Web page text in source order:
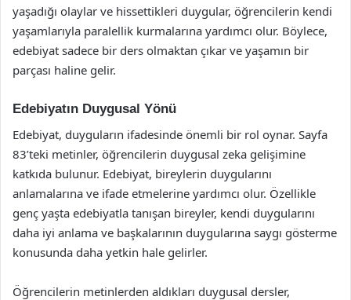
yaşadığı olaylar ve hissettikleri duygular, öğrencilerin kendi
yaşamlarıyla paralellik kurmalarına yardımcı olur. Böylece,
edebiyat sadece bir ders olmaktan çıkar ve yaşamın bir
parçası haline gelir.
Edebiyatın Duygusal Yönü
Edebiyat, duyguların ifadesinde önemli bir rol oynar. Sayfa
83’teki metinler, öğrencilerin duygusal zeka gelişimine
katkıda bulunur. Edebiyat, bireylerin duygularını
anlamalarına ve ifade etmelerine yardımcı olur. Özellikle
genç yaşta edebiyatla tanışan bireyler, kendi duygularını
daha iyi anlama ve başkalarının duygularına saygı gösterme
konusunda daha yetkin hale gelirler.
Öğrencilerin metinlerden aldıkları duygusal dersler,